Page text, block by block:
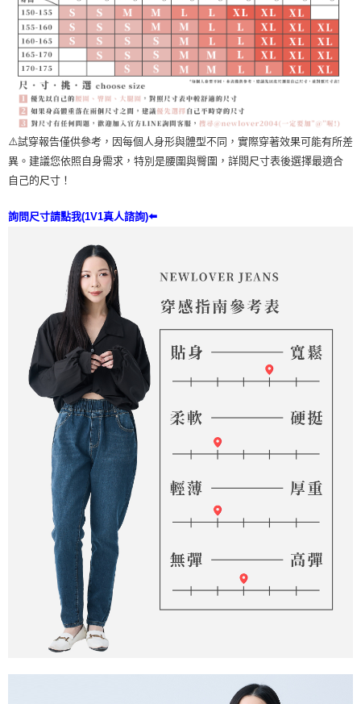
⚠️試穿報告僅供參考，因每個人身形與體型不同，實際穿著效果可能有所差
異。建議您依照自身需求，特別是腰圍與臀圍，詳閱尺寸表後選擇最適合
自己的尺寸！
詢問尺寸請點我(1V1真人諮詢)⬅️